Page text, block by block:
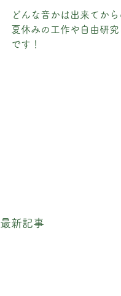
どんな音かは出来てか
夏休みの工作や自由研
です！
最新記事